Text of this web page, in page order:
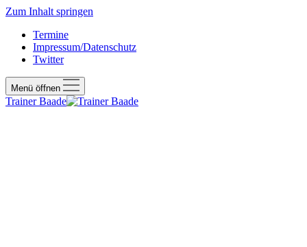
Zum Inhalt springen
Termine
Impressum/Datenschutz
Twitter
Menü öffnen
Trainer Baade